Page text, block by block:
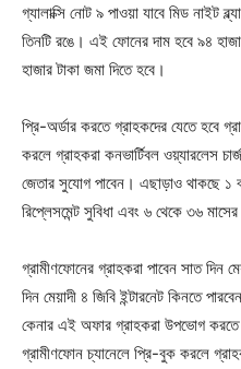
গ্যালাক্সি নোট ৯ পাওয়া যাবে মিড নাইট
তিনটি রঙে। এই ফোনের দাম হবে ৯৪
হাজার টাকা জমা দিতে হবে।
প্রি-অর্ডার করতে গ্রাহকদের যেতে হবে
করলে গ্রাহকরা কনভার্টিবল ওয়্যারলেস
জেতার সুযোগ পাবেন। এছাড়াও থাকছে ১
রিপ্লেসমেন্ট সুবিধা এবং ৬ থেকে ৩৬
গ্রামীণফোনের গ্রাহকরা পাবেন সাত দিন
দিন মেয়াদী ৪ জিবি ইন্টারনেট কিনতে
কেনার এই অফার গ্রাহকরা উপভোগ করতে
গ্রামীণফোন চ্যানেলে প্রি-বুক করলে